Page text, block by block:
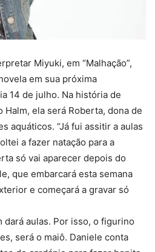
Miyuki, em “Malhação”,
em sua próxima
14 de julho. Na história de
Halm, ela será Roberta, dona de
aquáticos. “Já fui assitir a aulas
a fazer natação para a
só vai aparecer depois do
que embarcará esta semana
e começará a gravar só
dará aulas. Por isso, o figurino
será o maiô. Daniele conta